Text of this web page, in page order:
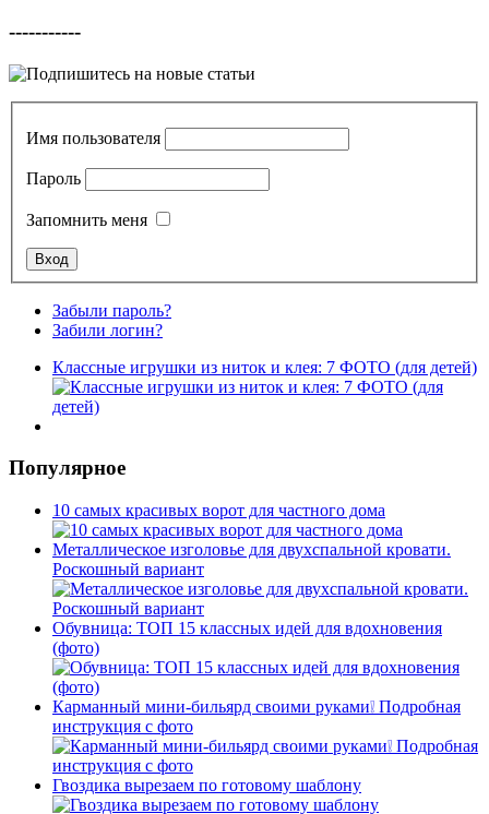
-----------
Имя пользователя
Пароль
Запомнить меня
Забыли пароль?
Забили логин?
Классные игрушки из ниток и клея: 7 ФОТО (для детей)
Популярное
10 самых красивых ворот для частного дома
Металлическое изголовье для двухспальной кровати.
Роскошный вариант
Обувница: ТОП 15 классных идей для вдохновения
(фото)
Карманный мини-бильярд своими руками❕ Подробная
инструкция с фото
Гвоздика вырезаем по готовому шаблону